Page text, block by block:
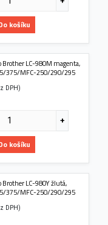
košíku
LC-980M magenta,
375/MFC-250/290/295
DPH)
košíku
LC-980Y žlutá,
375/MFC-250/290/295
DPH)